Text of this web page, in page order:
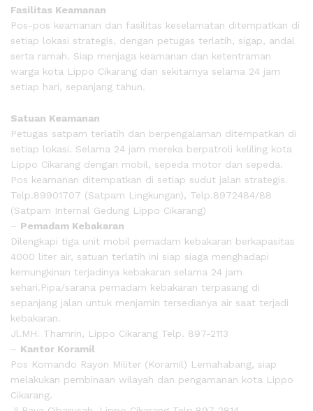
Fasilitas Keamanan
Pos-pos keamanan dan fasilitas keselamatan ditempatkan di
setiap lokasi strategis, dengan petugas terlatih, sigap, andal
serta ramah. Siap menjaga keamanan dan ketentraman
warga kota Lippo Cikarang dan sekitarnya selama 24 jam
setiap hari, sepanjang tahun.
Satuan Keamanan
Petugas satpam terlatih dan berpengalaman ditempatkan di
setiap lokasi. Selama 24 jam mereka berpatroli keliling kota
Lippo Cikarang dengan mobil, sepeda motor dan sepeda.
Pos keamanan ditempatkan di setiap sudut jalan strategis.
Telp.89901707 (Satpam Lingkungan), Telp.8972484/88
(Satpam Internal Gedung Lippo Cikarang)
– Pemadam Kebakaran
Dilengkapi tiga unit mobil pemadam kebakaran berkapasitas
4000 liter air, satuan terlatih ini siap siaga menghadapi
kemungkinan terjadinya kebakaran selama 24 jam
sehari.Pipa/sarana pemadam kebakaran terpasang di
sepanjang jalan untuk menjamin tersedianya air saat terjadi
kebakaran.
Jl.MH. Thamrin, Lippo Cikarang Telp. 897-2113
– Kantor Koramil
Pos Komando Rayon Militer (Koramil) Lemahabang, siap
melakukan pembinaan wilayah dan pengamanan kota Lippo
Cikarang.